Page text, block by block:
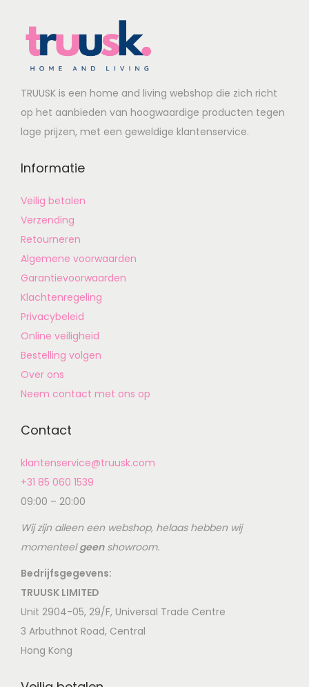
TRUUSK is een home and living webshop die zich richt
op het aanbieden van hoogwaardige producten tegen
lage prijzen, met een geweldige klantenservice.
Informatie
Veilig betalen
Verzending
Retourneren
Algemene voorwaarden
Garantievoorwaarden
Klachtenregeling
Privacybeleid
Online veiligheid
Bestelling volgen
Over ons
Neem contact met ons op
Contact
klantenservice@truusk.com
+31 85 060 1539
09:00 – 20:00
Wij zijn alleen een webshop, helaas hebben wij
momenteelgeenshowroom.
Bedrijfsgegevens:
TRUUSK LIMITED
Unit 2904-05, 29/F, Universal Trade Centre
3 Arbuthnot Road, Central
Hong Kong